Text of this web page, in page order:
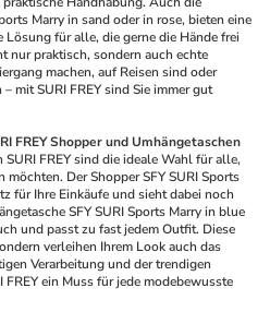
Marry in sand oder in rose, bieten eine
für alle, die gerne die Hände frei
nur praktisch, sondern auch echte
machen, auf Reisen sind oder
mit SURI FREY sind Sie immer gut
FREY Shopper und Umhängetaschen
FREY sind die ideale Wahl für alle,
Der Shopper SFY SURI Sports
für Ihre Einkäufe und sieht dabei noch
SFY SURI Sports Marry in blue
und passt zu fast jedem Outfit. Diese
verleihen Ihrem Look auch das
Verarbeitung und der trendigen
ein Muss für jede modebewusste